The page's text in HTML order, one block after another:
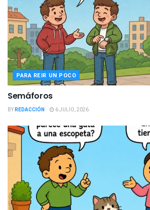
PARA REIR UN POCO
Semáforos
BYREDACCIÓN 6 JULIO, 2026